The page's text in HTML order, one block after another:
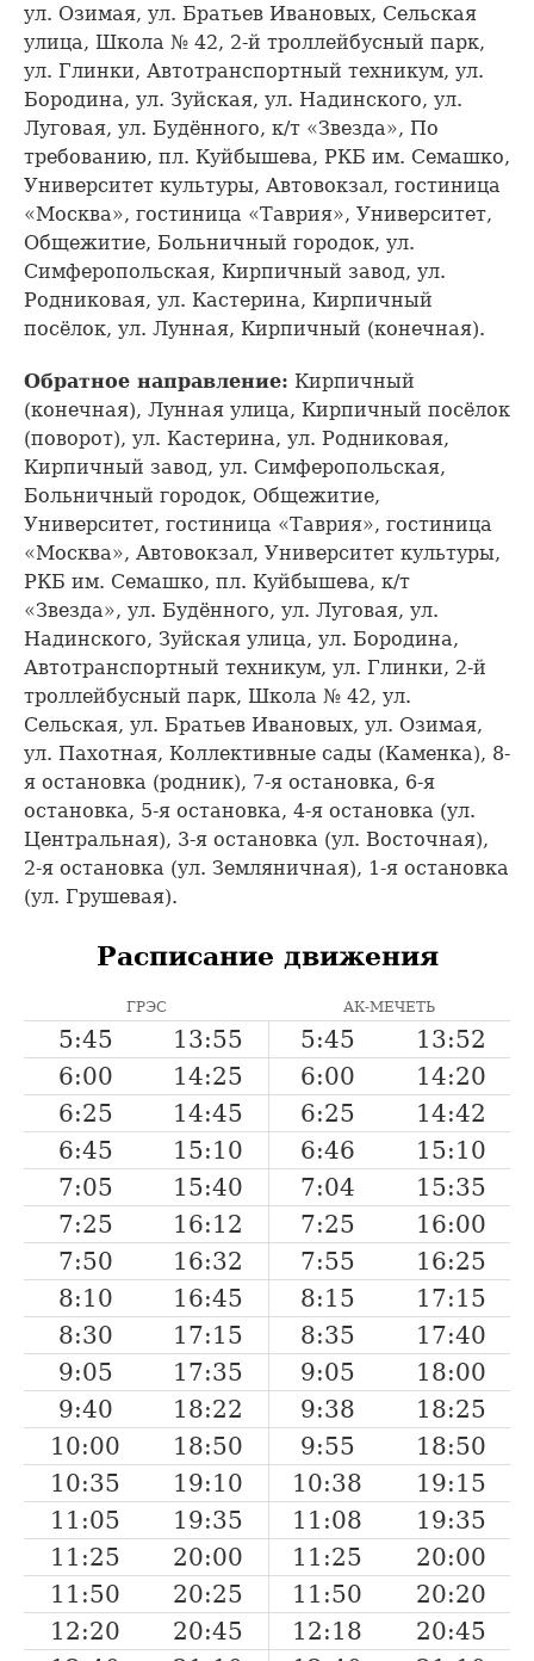
ул. Озимая, ул. Братьев Ивановых, Сельская
улица, Школа № 42, 2-й троллейбусный парк,
ул. Глинки, Автотранспортный техникум, ул.
Бородина, ул. Зуйская, ул. Надинского, ул.
Луговая, ул. Будённого, к/т «Звезда», По
требованию, пл. Куйбышева, РКБ им. Семашко,
Университет культуры, Автовокзал, гостиница
«Москва», гостиница «Таврия», Университет,
Общежитие, Больничный городок, ул.
Симферопольская, Кирпичный завод, ул.
Родниковая, ул. Кастерина, Кирпичный
посёлок, ул. Лунная, Кирпичный (конечная).
Обратное направление: Кирпичный
(конечная), Лунная улица, Кирпичный посёлок
(поворот), ул. Кастерина, ул. Родниковая,
Кирпичный завод, ул. Симферопольская,
Больничный городок, Общежитие,
Университет, гостиница «Таврия», гостиница
«Москва», Автовокзал, Университет культуры,
РКБ им. Семашко, пл. Куйбышева, к/т
«Звезда», ул. Будённого, ул. Луговая, ул.
Надинского, Зуйская улица, ул. Бородина,
Автотранспортный техникум, ул. Глинки, 2-й
троллейбусный парк, Школа № 42, ул.
Сельская, ул. Братьев Ивановых, ул. Озимая,
ул. Пахотная, Коллективные сады (Каменка), 8-
я остановка (родник), 7-я остановка, 6-я
остановка, 5-я остановка, 4-я остановка (ул.
Центральная), 3-я остановка (ул. Восточная),
2-я остановка (ул. Земляничная), 1-я остановка
(ул. Грушевая).
Расписание движения
ГРЭС АК-МЕЧЕТЬ
5:45 13:55 5:45
13:52
6:00
14:25 6:00
14:20
6:25
14:45 6:25
14:42
6:45
15:10 6:46
15:10
7:05
15:40 7:04
15:35
7:25
16:12 7:25
16:00
7:50
16:32 7:55
16:25
8:10
16:45 8:15
17:15
8:30
17:15 8:35
17:40
9:05
17:35 9:05
18:00
9:40
18:22 9:38
18:25
10:00
18:50 9:55
18:50
10:35
19:10 10:38
19:15
11:05
19:35 11:08
19:35
11:25
20:00 11:25
20:00
11:50
20:25 11:50
20:20
12:20
20:45 12:18
20:45